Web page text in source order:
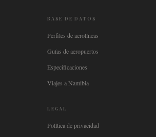
BASE DE DATOS
Perfiles de aerolíneas
Guías de aeropuertos
Especificaciones
Viajes a Namibia
LEGAL
Política de privacidad